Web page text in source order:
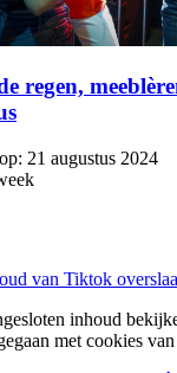
regen,
21 augustus 2024
van Tiktok
inhoud
met cookies